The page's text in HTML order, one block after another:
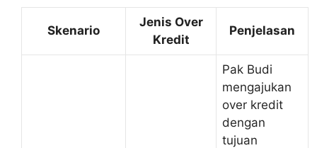
Skenario
Jenis Over
Kredit
Penjelasan
Pak Budi
mengajukan
over kredit
dengan
tujuan